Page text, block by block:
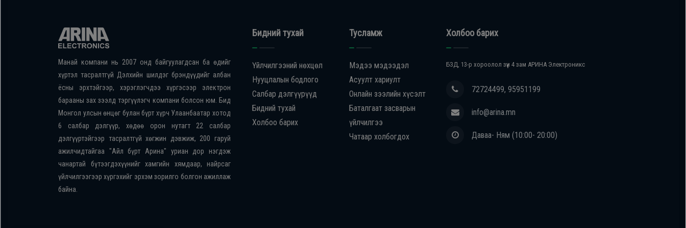
Манай компани нь 2007 онд байгуулагдсан ба өдийг
хүртэл тасралтгүй Дэлхийн шилдэг брэндүүдийг албан
ёсны эрхтэйгээр, хэрэглэгчдээ хүргэсээр электрон
барааны зах зээлд тэргүүлэгч компани болсон юм. Бид
Монгол улсын өнцөг булан бүрт хүрч Улаанбаатар хотод
6 салбар дэлгүүр, хөдөө орон нутагт 22 салбар
дэлгүүртэйгээр тасралтгүй хөгжин дэвжиж, 200 гаруй
ажилчидтайгаа "Айл бүрт Арина" уриан дор нэгдэж
чанартай бүтээгдэхүүнийг хамгийн хямдаар, найрсаг
үйлчилгээгээр хүргэхийг эрхэм зорилго болгон ажиллаж
байна.
Бидний тухай
Үйлчилгээний нөхцөл
Нууцлалын бодлого
Салбар дэлгүүрүүд
Бидний тухай
Холбоо барих
Тусламж
Мэдээ мэдээдэл
Асуулт хариулт
Онлайн зээлийн хүсэлт
Баталгаат засварын
үйлчилгээ
Чатаар холбогдох
Холбоо барих
БЗД, 13-р хороолол зүүн 4 зам АРИНА Электроникс
72724499, 95951199
info@arina.mn
Даваа- Ням (10:00- 20:00)